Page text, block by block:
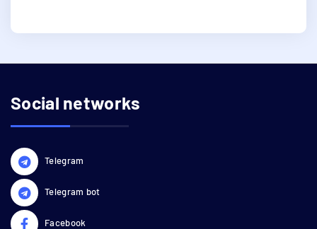
Social networks
Telegram
Telegram bot
Facebook